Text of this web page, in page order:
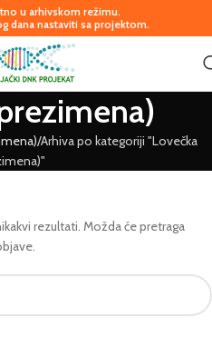
u arhivskom režimu.
dana nastaviti sa projektom.
Arhiva po kategoriji "Lovečka
rezultati. Možda će pretraga